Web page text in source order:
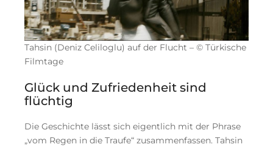
Tahsin (Deniz Celiloglu) auf der Flucht – © Türkische
Filmtage
Glück und Zufriedenheit sind
flüchtig
Die Geschichte lässt sich eigentlich mit der Phrase
„vom Regen in die Traufe“ zusammenfassen. Tahsin